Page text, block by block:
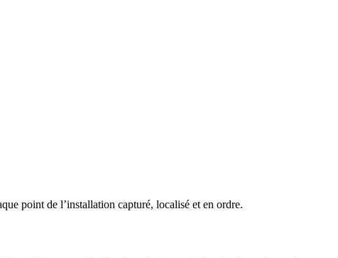
point de l’installation capturé, localisé et en ordre.